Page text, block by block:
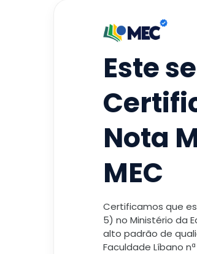
Este
Nota
MEC
Certificamos que
5) no Ministério da
alto padrão de
Faculdade Líbano nª